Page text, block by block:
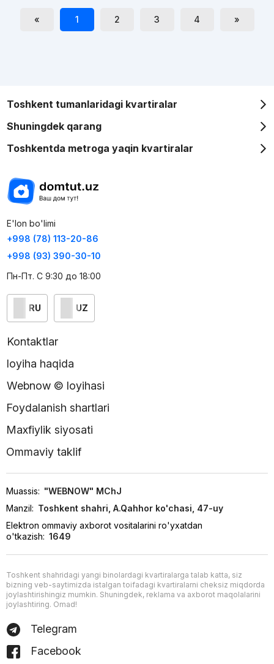
« 1 2 3 4 »
Toshkent tumanlaridagi kvartiralar
Shuningdek qarang
Toshkentda metroga yaqin kvartiralar
E'lon bo'limi
+998 (78) 113-20-86
+998 (93) 390-30-10
Пн-Пт. С 9:30 до 18:00
RU UZ
Kontaktlar
loyiha haqida
Webnow © loyihasi
Foydalanish shartlari
Maxfiylik siyosati
Ommaviy taklif
Muassis: "WEBNOW" MChJ
Manzil: Toshkent shahri, A.Qahhor ko'chasi, 47-uy
Elektron ommaviy axborot vositalarini ro'yxatdan
o'tkazish: 1649
Toshkent shahridagi yangi binolardagi kvartiralarga talab katta, siz
bizning veb-saytimizda istalgan toifadagi kvartiralarni cheksiz miqdorda
joylashtirishingiz mumkin. Shuningdek, reklama va axborot maqolalarini
joylashtiring. Omad!
Telegram
Facebook